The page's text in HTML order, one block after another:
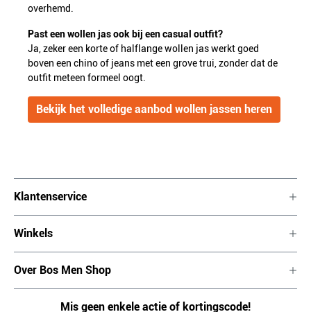
overhemd.
Past een wollen jas ook bij een casual outfit?
Ja, zeker een korte of halflange wollen jas werkt goed
boven een chino of jeans met een grove trui, zonder dat de
outfit meteen formeel oogt.
Bekijk het volledige aanbod wollen jassen heren
Klantenservice
Winkels
Over Bos Men Shop
Mis geen enkele actie of kortingscode!